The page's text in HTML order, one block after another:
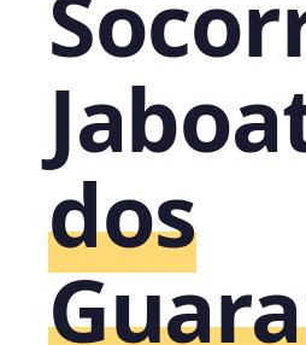
dos